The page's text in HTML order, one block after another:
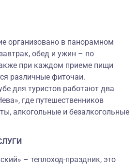
организовано в панорамном
обед и ужин – по
при каждом приеме пищи
различные фиточаи.
для туристов работают два
где путешественников
алкогольные и безалкогольные
– теплоход-праздник, это